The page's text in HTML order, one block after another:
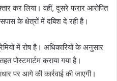
कर लिया। वहीं, दूसरे फरार आरोपित
के क्षेत्रों में दबिश दे रही है।
में रोष है। अधिकारियों के अनुसार
पोस्टमार्टम कराया गया है।
पर आगे की कार्रवाई की जाएगी।